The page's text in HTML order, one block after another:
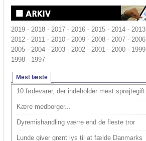
2019 - 2018 - 2017 - 2016 - 2015 - 2014 - 2013
2012 - 2011 - 2010 - 2009 - 2008 - 2007 - 2006
2005 - 2004 - 2003 - 2002 - 2001 - 2000 - 1999
1998 - 1997
Mest læste
10 fødevarer, der indeholder mest sprøjtegift
Kære medborger...
Dyremishandling værre end de fleste tror
Lunde giver grønt lys til at fælde Danmarks